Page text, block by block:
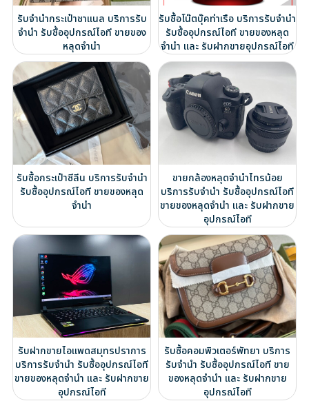
รับจำนำกระเป๋าชาแนล บริการรับ
จำนำ รับซื้ออุปกรณ์ไอที ขายของ
หลุดจำนำ
รับซื้อโน๊ตบุ๊คท่าเรือ บริการรับจำนำ
รับซื้ออุปกรณ์ไอที ขายของหลุด
จำนำ และ รับฝากขายอุปกรณ์ไอที
รับซื้อกระเป๋าซีลีน บริการรับจำนำ
รับซื้ออุปกรณ์ไอที ขายของหลุด
จำนำ
ขายกล้องหลุดจำนำไทรน้อย
บริการรับจำนำ รับซื้ออุปกรณ์ไอที
ขายของหลุดจำนำ และ รับฝากขาย
อุปกรณ์ไอที
รับฝากขายไอแพดสมุทรปราการ
บริการรับจำนำ รับซื้ออุปกรณ์ไอที
ขายของหลุดจำนำ และ รับฝากขาย
อุปกรณ์ไอที
รับซื้อคอมพิวเตอร์พัทยา บริการ
รับจำนำ รับซื้ออุปกรณ์ไอที ขาย
ของหลุดจำนำ และ รับฝากขาย
อุปกรณ์ไอที